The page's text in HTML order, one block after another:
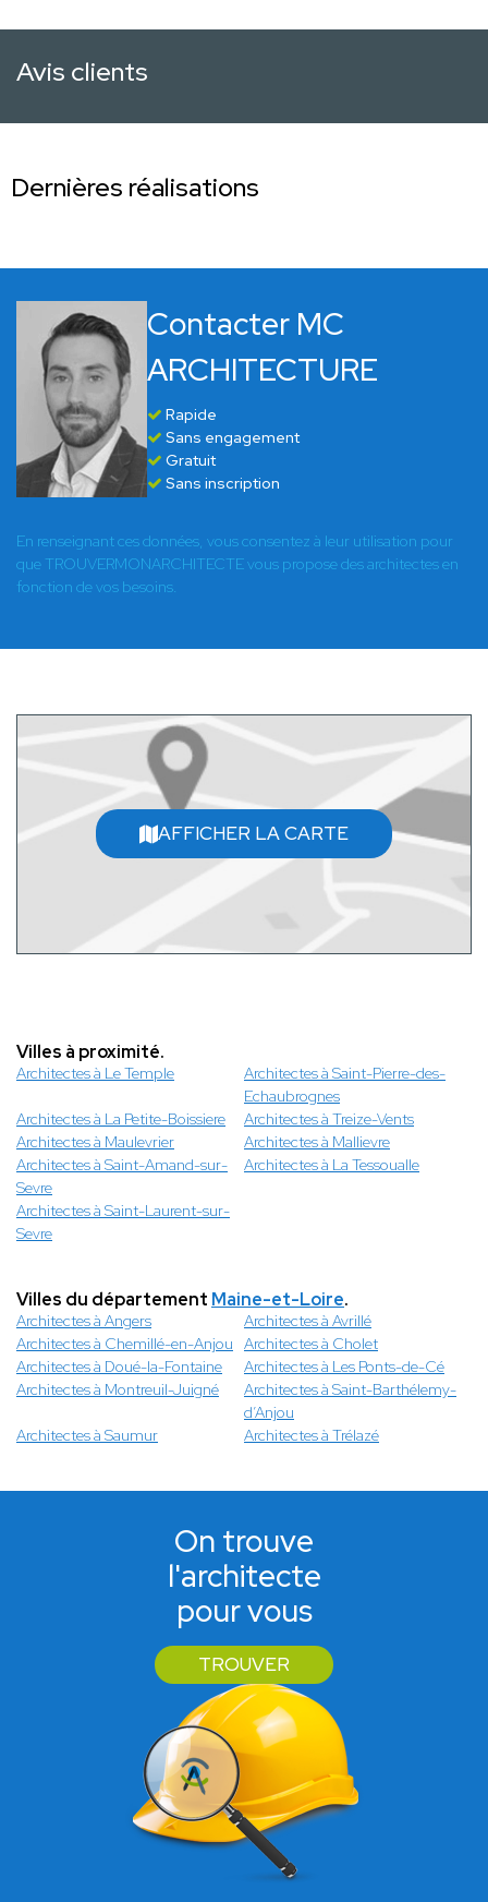
Avis clients
Dernières réalisations
Contacter MC
ARCHITECTURE
Rapide
Sans engagement
Gratuit
Sans inscription
En renseignant ces données, vous consentez à leur utilisation pour
que TROUVERMONARCHITECTE vous propose des architectes en
fonction de vos besoins.
AFFICHER LA CARTE
Villes à proximité.
Architectes à Le Temple
Architectes à Saint-Pierre-des-
Echaubrognes
Architectes à La Petite-Boissiere
Architectes à Treize-Vents
Architectes à Maulevrier
Architectes à Mallievre
Architectes à Saint-Amand-sur-
Sevre
Architectes à La Tessoualle
Architectes à Saint-Laurent-sur-
Sevre
Villes du département Maine-et-Loire.
Architectes à Angers
Architectes à Avrillé
Architectes à Chemillé-en-Anjou
Architectes à Cholet
Architectes à Doué-la-Fontaine
Architectes à Les Ponts-de-Cé
Architectes à Montreuil-Juigné
Architectes à Saint-Barthélemy-
d’Anjou
Architectes à Saumur
Architectes à Trélazé
On trouve
l'architecte
pour vous
TROUVER